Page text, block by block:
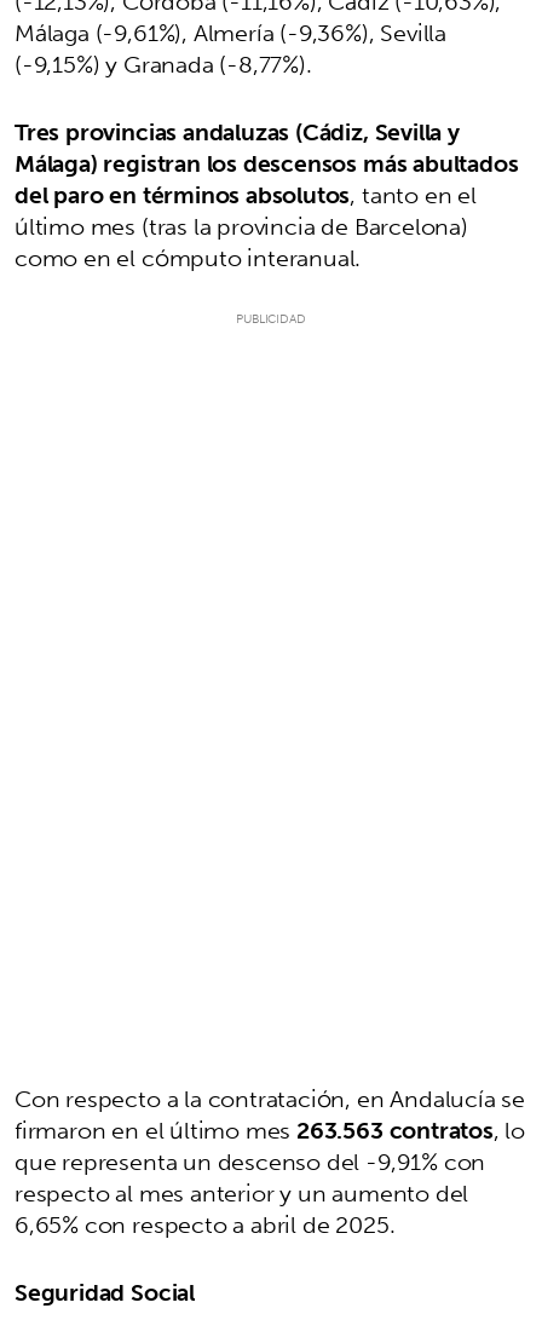
Málaga (-9,61%), Almería (-9,36%), Sevilla
(-9,15%) y Granada (-8,77%).
Tres provincias andaluzas (Cádiz, Sevilla y
Málaga) registran los descensos más abultados
del paro en términos absolutos, tanto en el
último mes (tras la provincia de Barcelona)
como en el cómputo interanual.
Con respecto a la contratación, en Andalucía se
firmaron en el último mes 263.563 contratos, lo
que representa un descenso del -9,91% con
respecto al mes anterior y un aumento del
6,65% con respecto a abril de 2025.
Seguridad Social